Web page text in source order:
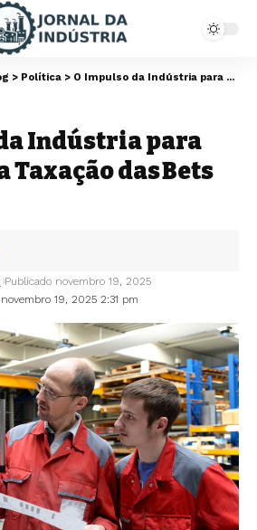
> Política > O Impulso da Indústria para Aumentar a Taxação das Bets no Brasil
Indústria para
Taxação das Bets
19, 2025 2:31 pm
Publicado novembro 19, 2025